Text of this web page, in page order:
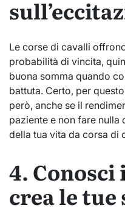
Le corse di cavalli
probabilità di vincita,
buona somma quando
battuta. Certo, per
però, anche se il
paziente e non fare nulla
della tua vita da corsa di
4. Conosci
crea le